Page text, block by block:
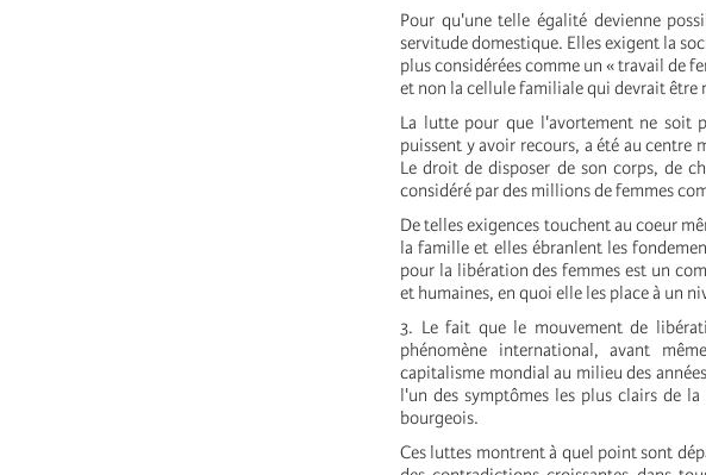
Pour qu'une telle égalité devienne
servitude domestique. Elles exigent la
plus considérées comme un « travail de
et non la cellule familiale qui devrait être
La lutte pour que l'avortement ne soit
puissent y avoir recours, a été au centre
Le droit de disposer de son corps, de
considéré par des millions de femmes
De telles exigences touchent au coeur
la famille et elles ébranlent les
pour la libération des femmes est un
et humaines, en quoi elle les place à un
3. Le fait que le mouvement de
phénomène international, avant
capitalisme mondial au milieu des
l'un des symptômes les plus clairs de
bourgeois.
Ces luttes montrent à quel point sont